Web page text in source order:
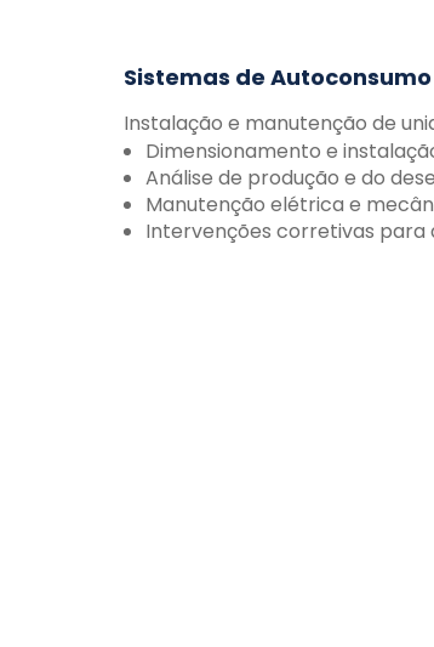
Sistemas de
Instalação e manutenção de
Dimensionamento e
Análise de produção e do
Manutenção elétrica e
Intervenções corretivas para